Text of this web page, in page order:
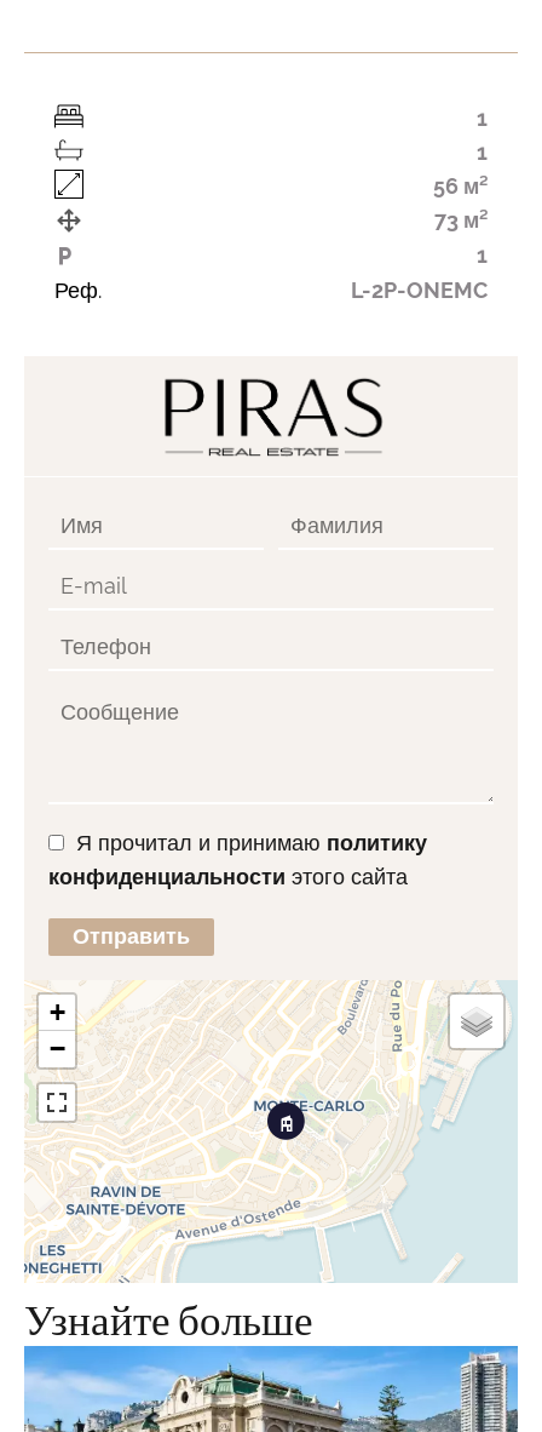
1
1
56 м²
73 м²
1
Реф.
L-2P-ONEMC
Я прочитал и принимаю политику
конфиденциальности этого сайта
Отправить
+
−
Узнайте больше